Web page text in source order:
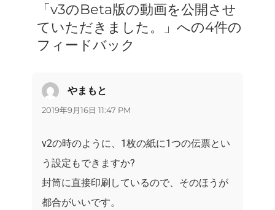
「v3のBeta版の動画を公開させ
ていただきました。」への4件の
フィードバック
やまもと
り:
2019年9月16日 11:47 PM
v2の時のように、1枚の紙に1つの伝票とい
う設定もできますか?
封筒に直接印刷しているので、そのほうが
都合がいいです。